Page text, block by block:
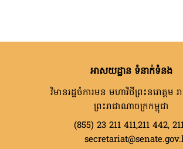
អាសយដ្ឋាន ទំនាក់ទំនង
វិមានរដ្ឋចំការមន មហាវិថីព្រះនរោត្តម
ព្រះរាជាណាចក្រកម្ពុជា
(855) 23 211 411,211 442,